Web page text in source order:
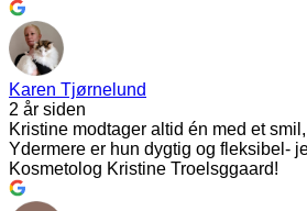
Karen Tjørnelund
2 år siden
Kristine modtager altid én med et
Ydermere er hun dygtig og fleksibel-
Kosmetolog Kristine Troelsggaard!